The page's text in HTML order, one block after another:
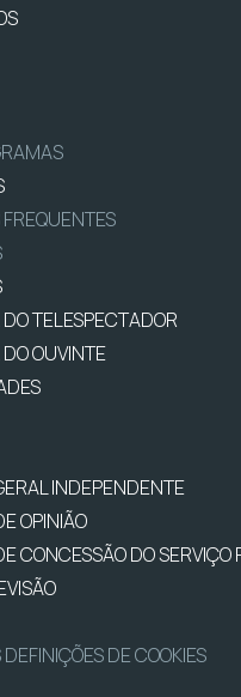
TELESPECTADOR
OUVINTE
INDEPENDENTE
OPINIÃO
CONCESSÃO DO SERVIÇO
DE COOKIES